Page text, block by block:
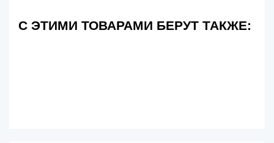
С ЭТИМИ ТОВАРАМИ БЕРУТ ТАКЖЕ: